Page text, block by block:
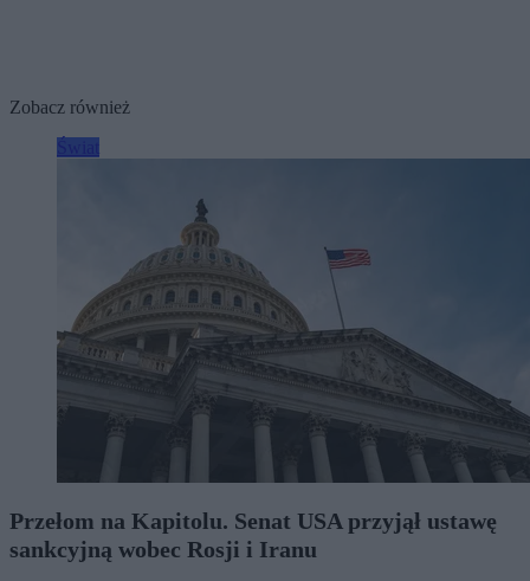
Zobacz również
Przełom na Kapitolu. Senat USA przyjął ustawę
sankcyjną wobec Rosji i Iranu